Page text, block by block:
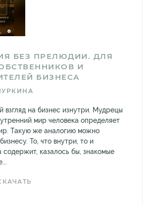
БЕЗ ПРЕЛЮДИИ. ДЛЯ
И
БИЗНЕСА
взгляд на бизнес изнутри. Мудрецы
мир человека определяет
Такую же аналогию можно
То, что внутри, то и
казалось бы, знакомые